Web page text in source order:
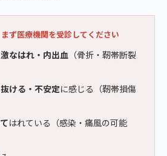
ず医療機関を受診してください
なはれ・内出血 （骨折・靭帯断裂
抜ける・不安定に感じる（靭帯損傷
はれている（感染・痛風の可能